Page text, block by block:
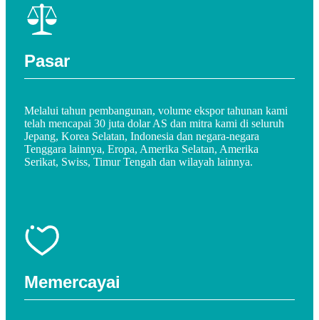
Pasar
Melalui tahun pembangunan, volume ekspor tahunan kami
telah mencapai 30 juta dolar AS dan mitra kami di seluruh
Jepang, Korea Selatan, Indonesia dan negara-negara
Tenggara lainnya, Eropa, Amerika Selatan, Amerika
Serikat, Swiss, Timur Tengah dan wilayah lainnya.
Memercayai